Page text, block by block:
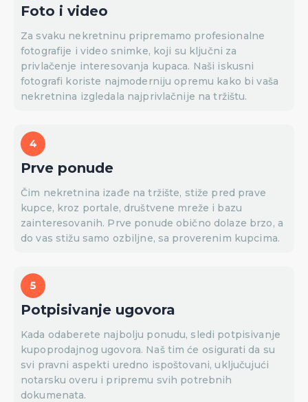
Foto i video
Za svaku nekretninu pripremamo profesionalne
fotografije i video snimke, koji su ključni za
privlačenje interesovanja kupaca. Naši iskusni
fotografi koriste najmoderniju opremu kako bi vaša
nekretnina izgledala najprivlačnije na tržištu.
Prve ponude
Čim nekretnina izađe na tržište, stiže pred prave
kupce, kroz portale, društvene mreže i bazu
zainteresovanih. Prve ponude obično dolaze brzo, a
do vas stižu samo ozbiljne, sa proverenim kupcima.
Potpisivanje ugovora
Kada odaberete najbolju ponudu, sledi potpisivanje
kupoprodajnog ugovora. Naš tim će osigurati da su
svi pravni aspekti uredno ispoštovani, uključujući
notarsku overu i pripremu svih potrebnih
dokumenata.